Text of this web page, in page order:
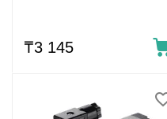
₸3 145